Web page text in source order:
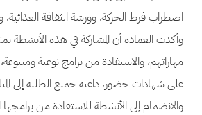
اضطراب فرط الحركة، وورشة الثقافة الغذائية،
وأكدت العمادة أن المشاركة في هذه الأنشطة
مهاراتهم، والاستفادة من برامج نوعية
على شهادات حضور، داعية جميع الطلبة إلى
والانضمام إلى الأنشطة للاستفادة من برامجها